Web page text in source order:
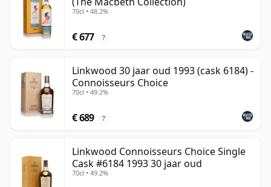
70cl • 48.2%
€ 677 ?
Linkwood 30 jaar oud 1993 (cask 6184) -
Connoisseurs Choice
70cl • 49.2%
€ 689 ?
Linkwood Connoisseurs Choice Single
Cask #6184 1993 30 jaar oud
70cl • 49.2%